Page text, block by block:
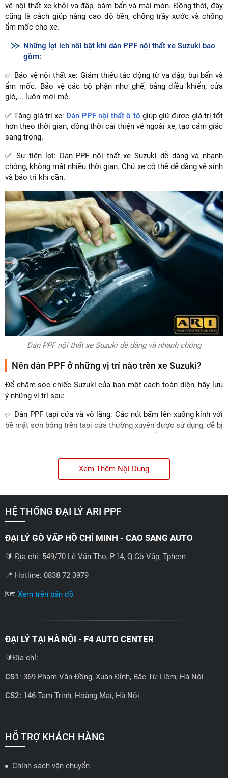
vệ nội thất xe khỏi va đập, bám bẩn và mài mòn. Đồng thời, đây
cũng là cách giúp nâng cao độ bền, chống trầy xước và chống
ẩm mốc cho xe.
Những lợi ích nổi bật khi dán PPF nội thất xe Suzuki bao
gồm:
✅ Bảo vệ nội thất xe: Giảm thiểu tác động từ va đập, bụi bẩn và
ẩm mốc. Bảo vệ các bộ phận như ghế, bảng điều khiển, cửa
gió,... luôn mới mẻ.
✅ Tăng giá trị xe: Dán PPF nội thất ô tô giúp giữ được giá trị tốt
hơn theo thời gian, đồng thời cải thiện vẻ ngoài xe, tạo cảm giác
sang trọng.
✅ Sự tiện lợi: Dán PPF nội thất xe Suzuki dễ dàng và nhanh
chóng, không mất nhiều thời gian. Chủ xe có thể dễ dàng vệ sinh
và bảo trì khi cần.
Dán PPF nội thất xe Suzuki dễ dàng và nhanh chóng
Nên dán PPF ở những vị trí nào trên xe Suzuki?
Để chăm sóc chiếc Suzuki của bạn một cách toàn diện, hãy lưu
ý những vị trí sau:
✅ Dán PPF tapi cửa và vô lăng: Các nút bấm lên xuống kính với
bề mặt sơn bóng trên tapi cửa thường xuyên được sử dụng, dễ bị
xước hoặc mài mòn nhanh chóng. Dán PPF lên các vị trí này sẽ
✅ Dán PPF chống xước màn giải trí và màn Odo: Những vị trí
trung tâm điều khiển này thường xuyên bị bấm và lau chùi, dễ
khỏi những vết xước không mong muốn, giữ cho giao diện luôn
rõ nét và mới mẻ.
Dán PPF nội thất giúp xe Suzuki giữ được giá trị tốt hơn
✅ Dán PPF hộp số, hộc đồ và taplo trước: Khu vực xung quanh
✅ Dán PPF chống xước bậc lên xuống: Bậc lên xuống là nơi dễ
hiện nay, giúp bảo vệ bậc lên xuống khỏi trầy xước và duy trì vẻ
Xem Thêm Nội Dung
HỆ THỐNG ĐẠI LÝ ARI PPF
ĐẠI LÝ GÒ VẤP HỒ CHÍ MINH - CAO SANG AUTO
🔰 Địa chỉ: 549/70 Lê Văn Thọ, P.14, Q.Gò Vấp, Tphcm
📍 Hotline: 0838 72 3979
🗺️ Xem trên bản đồ
ĐẠI LÝ TẠI HÀ NỘI - F4 AUTO CENTER
🔰Địa chỉ:
CS1 : 369 Phạm Văn Đồng, Xuân Đỉnh, Bắc Từ Liêm, Hà Nội
CS2: 146 Tam Trinh, Hoàng Mai, Hà Nội
🗺️Xem trên bản đồ
HỖ TRỢ KHÁCH HÀNG
Chính sách vận chuyển